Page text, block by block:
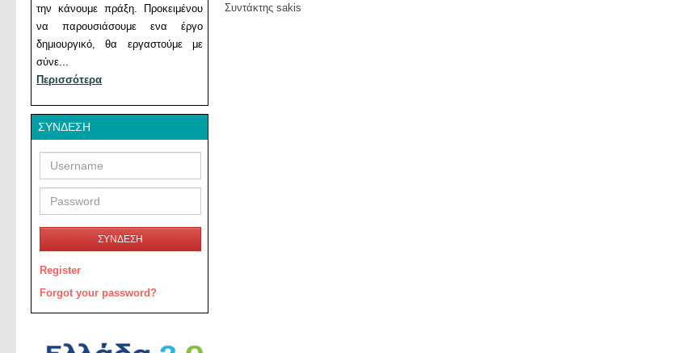
την κάνουμε πράξη. Προκειμένου
να παρουσιάσουμε ενα έργο
δημιουργικό, θα εργαστούμε με
σύνε...
Περισσότερα
ΣΎΝΔΕΣΗ
ΣΥΝΔΕΣΗ
Register
Forgot your password?
Συντάκτης sakis